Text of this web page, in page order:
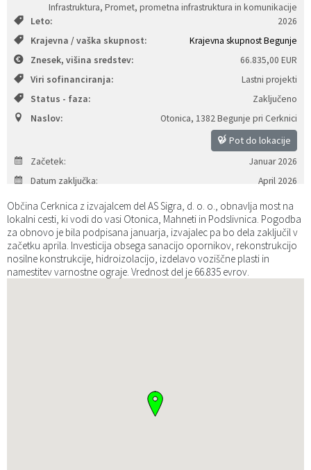
Infrastruktura, Promet, prometna infrastruktura in komunikacije
Leto:
2026
Krajevna / vaška skupnost:
Krajevna skupnost Begunje
Znesek, višina sredstev:
66.835,00 EUR
Viri sofinanciranja:
Lastni projekti
Status - faza:
Zaključeno
Naslov:
Otonica, 1382 Begunje pri Cerknici
Pot do lokacije
Začetek:
Januar 2026
Datum zaključka:
April 2026
Občina Cerknica z izvajalcem del AS Sigra, d. o. o., obnavlja most na
lokalni cesti, ki vodi do vasi Otonica, Mahneti in Podslivnica. Pogodba
za obnovo je bila podpisana januarja, izvajalec pa bo dela zaključil v
začetku aprila. Investicija obsega sanacijo opornikov, rekonstrukcijo
nosilne konstrukcije, hidroizolacijo, izdelavo voziščne plasti in
namestitev varnostne ograje. Vrednost del je 66.835 evrov.
Katalog informacij javnega značaja
Vizitka občine
Predsedniki političnih strank
Služba za okolje in prostor
Služba za stanovanjsko dejavnost
Služba za civilno zaščito
Služba za družbene dejavnosti
Služba za gospodarstvo, turizem in kmetijstvo
Služba za krajevne skupnosti
Občinski predpisi
Strategije in koncepti